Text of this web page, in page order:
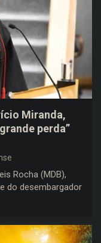
Miranda,
perda”
Rocha (MDB),
do desembargador